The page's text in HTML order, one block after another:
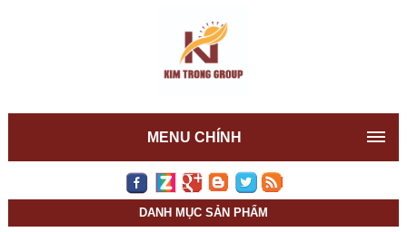
MENU CHÍNH
DANH MỤC SẢN PHẨM